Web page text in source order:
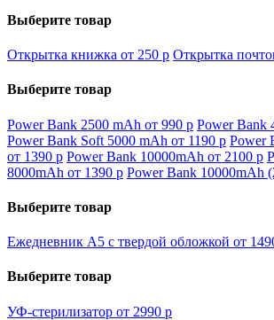
Выберите товар
Открытка книжка от 250 p Открытка
Выберите товар
Power Bank 2500 mAh от 990 p Power Bank
Power Bank Soft 5000 mAh от 1190 p Power
от 1390 p Power Bank 10000mAh от 2100 p
8000mAh от 1390 p Power Bank 10000mAh
Выберите товар
Ежедневник А5 с твердой обложкой от
Выберите товар
УФ-стерилизатор от 2990 p